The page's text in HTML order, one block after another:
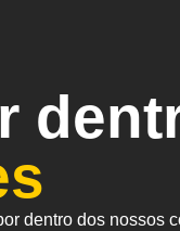
dentro dos nossos